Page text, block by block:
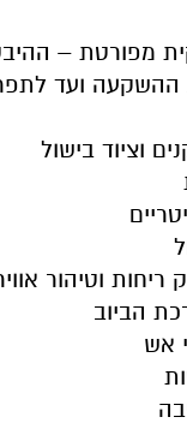
מפורטת –
ועד
וציוד בישול
ריחות וטיהור
הביוב
אש